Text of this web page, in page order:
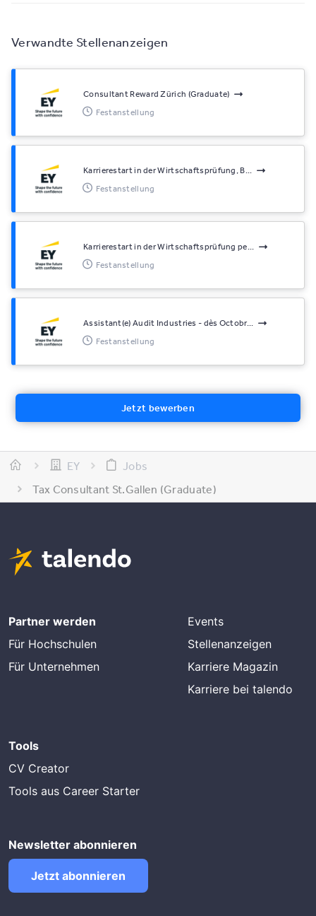
Verwandte Stellenanzeigen
Consultant Reward Zürich (Graduate)
Festanstellung
Karrierestart in der Wirtschaftsprüfung, B...
Festanstellung
Karrierestart in der Wirtschaftsprüfung pe...
Festanstellung
Assistant(e) Audit Industries - dès Octobr...
Festanstellung
Jetzt bewerben
EY
Jobs
Tax Consultant St.Gallen (Graduate)
Partner werden
Für Hochschulen
Für Unternehmen
Events
Stellenanzeigen
Karriere Magazin
Karriere bei talendo
Tools
CV Creator
Tools aus Career Starter
Newsletter abonnieren
Jetzt abonnieren